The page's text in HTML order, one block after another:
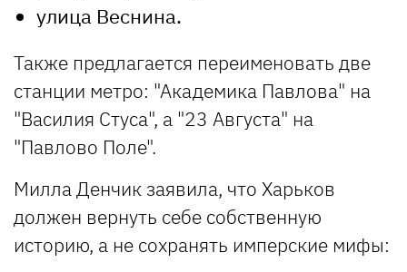
улица Веснина.
Также предлагается переименовать две
станции метро: "Академика Павлова" на
"Василия Стуса", а "23 Августа" на
"Павлово Поле".
Милла Денчик заявила, что Харьков
должен вернуть себе собственную
историю, а не сохранять имперские мифы: